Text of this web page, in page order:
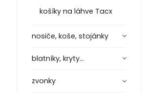
košíky na láhve Tacx
nosiče, koše, stojánky
blatníky, kryty...
zvonky